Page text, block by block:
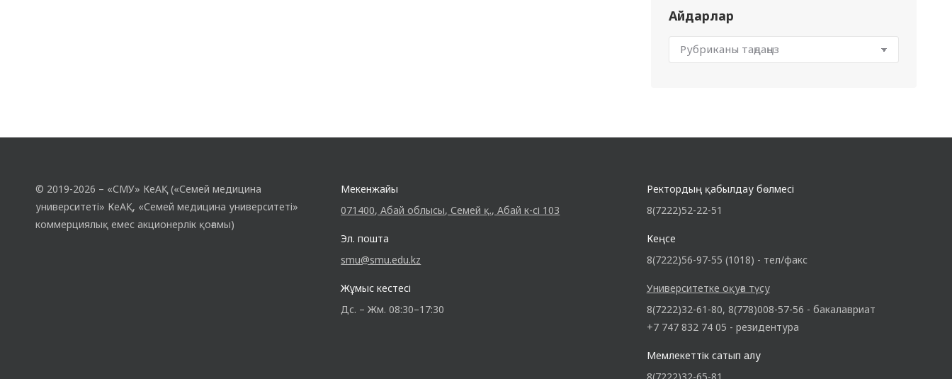
Айдарлар
© 2019-2026 – «СМУ» КеАҚ («Семей медицина
университеті» КеАҚ, «Семей медицина университеті»
коммерциялық емес акционерлік қоғамы)
Мекенжайы
071400, Абай облысы, Семей қ., Абай к-сі 103
Эл. пошта
smu@smu.edu.kz
Жұмыс кестесі
Дс. – Жм. 08:30–17:30
Ректордың қабылдау бөлмесі
8(7222)52-22-51
Кеңсе
8(7222)56-97-55 (1018) - тел/факс
Университетке оқуға түсу
8(7222)32-61-80, 8(778)008-57-56 - бакалавриат
+7 747 832 74 05 - резидентура
Мемлекеттік сатып алу
8(7222)32-65-81